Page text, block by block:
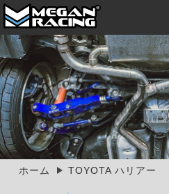
ホーム TOYOTA ハリアー